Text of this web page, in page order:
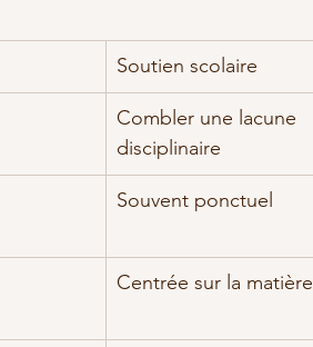
Soutien scolaire
Combler une lacune
disciplinaire
Souvent ponctuel
Centrée sur la matière